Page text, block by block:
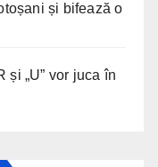
și bifează o
și „U” vor juca în